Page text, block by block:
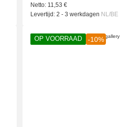
Netto: 11,53 €
Levertijd: 2 - 3 werkdagen NL/BE
OP VOORRAAD -10%